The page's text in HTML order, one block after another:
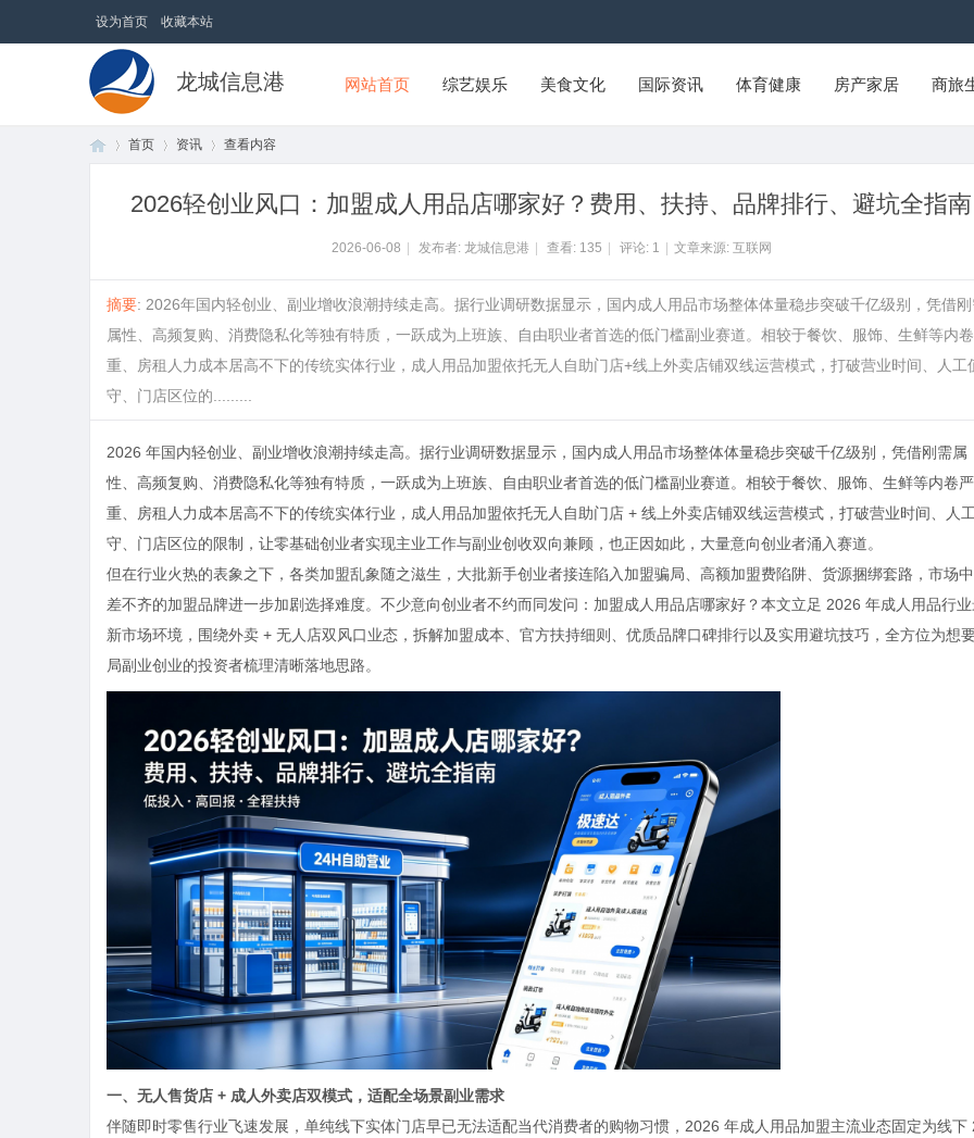
设为首页 收藏本站
龙城信息港 网站首页 综艺娱乐 美食文化 国际资讯 体育健康 房产家居 商旅
首页 资讯 查看内容
2026轻创业风口：加盟成人用品店哪家好？费用、扶持、品牌排行、避坑全指南
2026-06-08 发布者: 龙城信息港 查看: 135 评论: 1 文章来源: 互联网
摘要: 2026年国内轻创业、副业增收浪潮持续走高。据行业调研数据显示，国内成人用品市场整体体量稳步突破千亿级别，凭借
属性、高频复购、消费隐私化等独有特质，一跃成为上班族、自由职业者首选的低门槛副业赛道。相较于餐饮、服饰、生鲜等内
重、房租人力成本居高不下的传统实体行业，成人用品加盟依托无人自助门店+线上外卖店铺双线运营模式，打破营业时间、人工
守、门店区位的.........
2026 年国内轻创业、副业增收浪潮持续走高。据行业调研数据显示，国内成人用品市场整体体量稳步突破千亿级别，凭借刚需属
性、高频复购、消费隐私化等独有特质，一跃成为上班族、自由职业者首选的低门槛副业赛道。相较于餐饮、服饰、生鲜等内卷严
重、房租人力成本居高不下的传统实体行业，成人用品加盟依托无人自助门店 + 线上外卖店铺双线运营模式，打破营业时间、人
守、门店区位的限制，让零基础创业者实现主业工作与副业创收双向兼顾，也正因如此，大量意向创业者涌入赛道。
但在行业火热的表象之下，各类加盟乱象随之滋生，大批新手创业者接连陷入加盟骗局、高额加盟费陷阱、货源捆绑套路，市场
差不齐的加盟品牌进一步加剧选择难度。不少意向创业者不约而同发问：加盟成人用品店哪家好？本文立足 2026 年成人用品行业
新市场环境，围绕外卖 + 无人店双风口业态，拆解加盟成本、官方扶持细则、优质品牌口碑排行以及实用避坑技巧，全方位为想
局副业创业的投资者梳理清晰落地思路。
一、无人售货店 + 成人外卖店双模式，适配全场景副业需求
伴随即时零售行业飞速发展，单纯线下实体门店早已无法适配当代消费者的购物习惯，2026 年成人用品加盟主流业态固定为线下